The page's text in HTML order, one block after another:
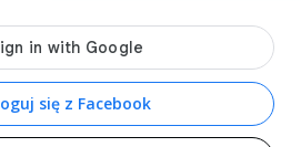
się z Facebook